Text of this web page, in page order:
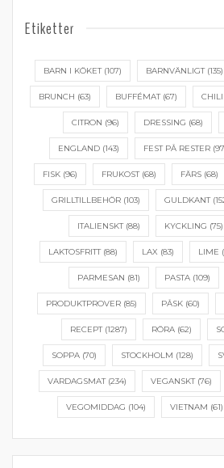
Etiketter
BARN I KÖKET(107) BARNVÄNLIGT(135)
BRUNCH (63) BUFFÉMAT(67) CHILI
CITRON (96) DRESSING (68)
ENGLAND(143) FEST PÅ RESTER
FISK(96) FRUKOST(68) FÄRS(68)
GRILLTILLBEHÖR (103) GULDKANT
ITALIENSKT(88) KYCKLING (75)
LAKTOSFRITT(88) LAX (83) LIME
PARMESAN (81) PASTA(109)
PRODUKTPROVER(85) PÅSK(60)
RECEPT(1287) RÖRA(62)
SOPPA(70) STOCKHOLM (128)
VARDAGSMAT(234) VEGANSKT(76)
VEGOMIDDAG (104) VIETNAM (61)